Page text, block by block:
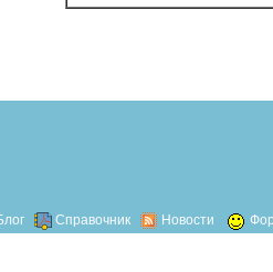
Справочник Новости